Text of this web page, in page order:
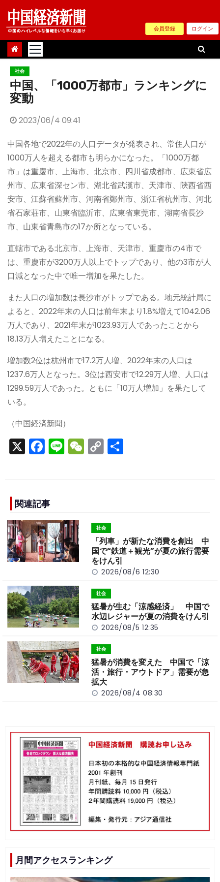
Skip
content
会員登録 ログイン
社会
中国、「1000万都市」ランキングに
変動
2023/06/4 09:41
中国各地で2022年の人口データが発表され、常住人口が
1000万人を超える都市も明らかになった。「1000万都
市」は重慶市、上海市、北京市、四川省成都市、広東省広
州市、広東省深セン市、湖北省武漢市、天津市、陝西省西
安市、江蘇省蘇州市、河南省鄭州市、浙江省杭州市、河北
省石家荘市、山東省臨沂市、広東省東莞市、湖南省長沙
市、山東省青島市の17か所となっている。
直轄市である北京市、上海市、天津市、重慶市の4市で
は、重慶市が3200万人以上でトップであり、他の3市が人
口減となった中で唯一増加を果たした。
また人口の増加数は長沙市がトップである。地元統計局に
よると、2022年末の人口は前年末より1.8%増えて1042.06
万人であり、2021年末が1023.93万人であったことから
18.13万人増えたことになる。
増加数2位は杭州市で17.2万人増、2022年末の人口は
1237.6万人となった。3位は西安市で12.29万人増、人口は
1299.59万人であった。ともに「10万人増加」を果たして
いる。
（中国経済新聞）
X F
a
e
b
o
o
k
Li
n
W
e
C
o
n
k
関連記事
社会
「列車」が新たな消費を創出 中
国で“鉄道＋観光”が夏の旅行需要
をけん引
2026/08/6 12:30
社会
猛暑が生む「涼感経済」 中国で
水辺レジャーが夏の消費をけん引
2026/08/5 12:35
社会
猛暑が消費を変えた 中国で「涼
活・旅行・アウトドア」需要が急
拡大
2026/08/4 08:30
月間アクセスランキング